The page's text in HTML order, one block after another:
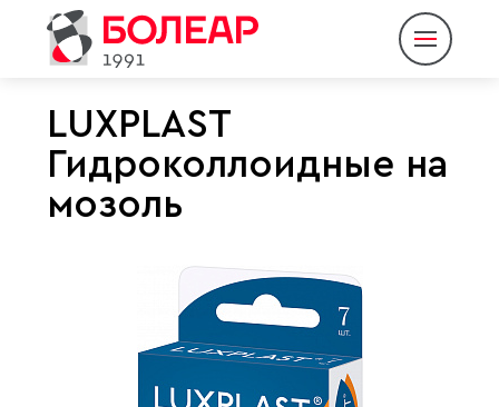
О компании
Пресс-центр
LUXPLAST
Гидроколлоидные на
мозоль